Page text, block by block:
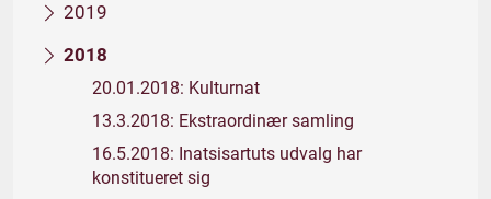
2019
2018
20.01.2018: Kulturnat
13.3.2018: Ekstraordinær samling
16.5.2018: Inatsisartuts udvalg har
konstitueret sig